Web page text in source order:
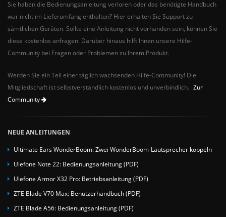
Sie haben die Bedienungsanleitung verloren oder das benötigte Handbuch
war nicht im Lieferumfang enthalten? Hier erhalten Sie Support zu
sämtlichen Geräten. Sollte eine Anleitung nicht vorhanden sein, können Sie
diese kostenlos anfragen. Darüber hinaus hilft Ihnen unsere Hilfe-
Community bei Fragen oder Problemen zu Ihrem Produkt.
Werden Sie ein Teil einer täglich wachsenden Hilfe-Community! Die
Mitgliedschaft ist selbstverständlich kostenlos und unverbindlich. Zur
Community
NEUE ANLEITUNGEN
Ultimate Ears WonderBoom: Zwei WonderBoom-Lautsprecher koppeln
Ulefone Note 22: Bedienungsanleitung (PDF)
Ulefone Armor X32 Pro: Betriebsanleitung (PDF)
ZTE Blade V70 Max: Benutzerhandbuch (PDF)
ZTE Blade A56: Bedienungsanleitung (PDF)